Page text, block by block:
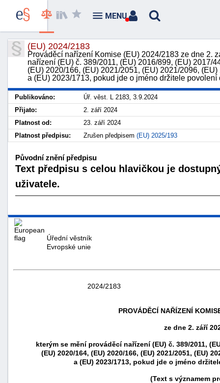
(EU) 2024/2183
Prováděcí nařízení Komise (EU) 2024/2183 ze dne 2.
nařízení (EU) č. 389/2011, (EU) 2016/899, (EU) 2017/
(EU) 2020/166, (EU) 2021/2051, (EU) 2021/2096,
a (EU) 2023/1713, pokud jde o jméno držitele povolení
Publikováno:
Úř. věst. L 2183, 3.9.2024
Přijato:
2. září 2024
Platnost od:
23. září 2024
Platnost předpisu:
Zrušen předpisem (EU) 2025/193
Původní znění předpisu
Text předpisu s celou hlavičkou je
uživatele.
Úřední věstník
Evropské unie
2024/2183
PROVÁDĚCÍ NAŘÍZENÍ
ze dne 2. září
kterým se mění prováděcí nařízení (EU) č. 389/2011,
(EU) 2020/164, (EU) 2020/166, (EU) 2021/2051, (EU)
a (EU) 2023/1713, pokud jde o jméno
(Text s významem
MENU
náhrady